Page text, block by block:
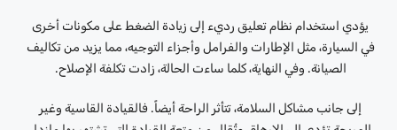
يؤدي استخدام نظام تعليق رديء إلى زيادة الضغط على مكونات أخرى
في السيارة، مثل الإطارات والفرامل وأجزاء التوجيه، مما يزيد من تكاليف
الصيانة. وفي النهاية، كلما ساءت الحالة، زادت تكلفة الإصلاح.
إلى جانب مشاكل السلامة، تتأثر الراحة أيضاً. فالقيادة القاسية وغير